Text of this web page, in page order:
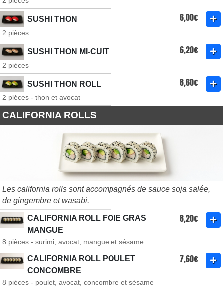
SUSHI THON 6,00€
2 pièces
SUSHI THON MI-CUIT 6,20€
2 pièces
SUSHI THON ROLL 8,60€
2 pièces - thon et avocat
CALIFORNIA ROLLS
Les california rolls sont accompagnés de sauce soja salée,
de gingembre et wasabi.
CALIFORNIA ROLL FOIE GRAS
MANGUE
8,20€
8 pièces - surimi, avocat, mangue et sésame
CALIFORNIA ROLL POULET
CONCOMBRE
7,60€
8 pièces - poulet, avocat, concombre et sésame